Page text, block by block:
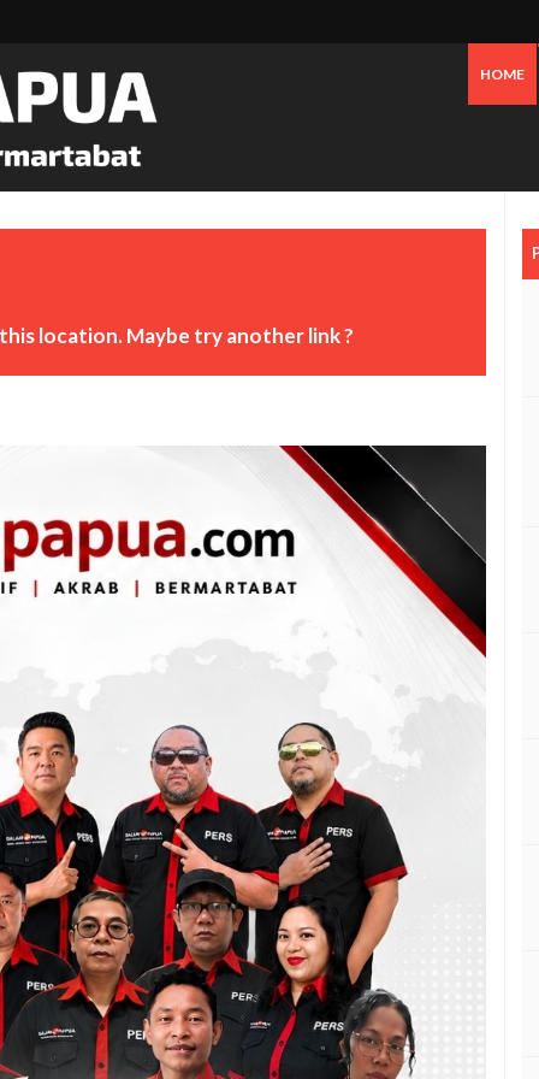
HOME
location. Maybe try another link ?